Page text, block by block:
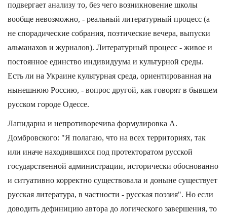
подвергает анализу то, без чего возникновение школы
вообще невозможно, - реальный литературный процесс (а
не спорадические собрания, поэтические вечера, выпуски
альманахов и журналов). Литературный процесс - живое и
постоянное единство индивидуума и культурной среды.
Есть ли на Украине культурная среда, ориентированная на
нынешнюю Россию, - вопрос другой, как говорят в бывшем
русском городе Одессе.
Лапидарна и непротиворечива формулировка А.
Домбровского: "Я полагаю, что на всех территориях, так
или иначе находившихся под протекторатом русской
государственной администрации, исторически обоснованно
и ситуативно корректно существовала и доныне существует
русская литература, в частности - русская поэзия". Но если
доводить дефиницию автора до логического завершения, то